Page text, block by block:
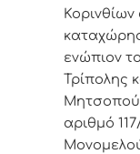
ενώπιον
Τρίπολης
αριθμό